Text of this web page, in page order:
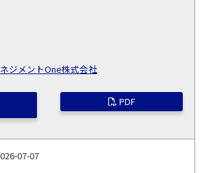
ジメントOne株式会社
PDF
07-07